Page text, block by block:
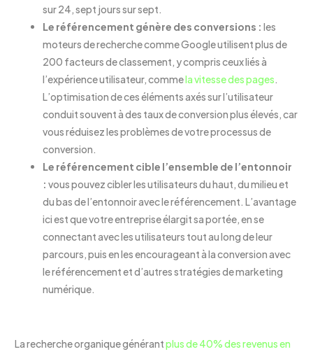
sur 24, sept jours sur sept.
Le référencement génère des conversions : les
moteurs de recherche comme Google utilisentplus de
200 facteurs de classement, y compris ceux liés à
l’expérience utilisateur, commela vitesse des pages.
L’optimisation de ces éléments axés sur l’utilisateur
conduit souvent à des taux de conversion plus élevés, car
vous réduisez les problèmes de votre processus de
conversion.
Le référencement cible l’ensemble de l’entonnoir
: vous pouvez cibler les utilisateurs du haut, du milieu et
du bas de l’entonnoir avec le référencement. L’avantage
ici est que votre entreprise élargit sa portée, en se
connectant avec les utilisateurs tout au long de leur
parcours, puis en les encourageant à la conversion avec
le référencement et d’autres stratégies de marketing
numérique.
La recherche organique générantplus de 40% des revenus en